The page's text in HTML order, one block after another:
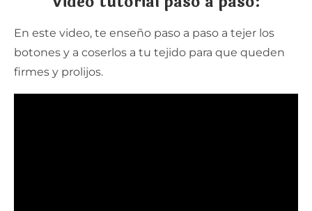
En este video, te enseño paso a paso a tejer los
botones y a coserlos a tu tejido para que queden
firmes y prolijos.